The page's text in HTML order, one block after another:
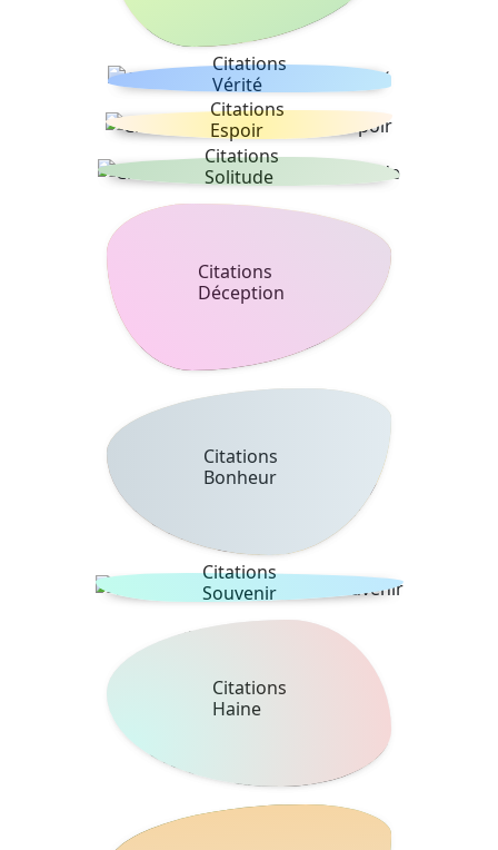
Citations
Vérité
Citations
Espoir
Citations
Solitude
Citations
Déception
Citations
Bonheur
Citations
Souvenir
Citations
Haine